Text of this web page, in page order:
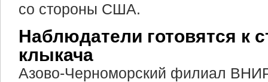
со стороны США.
Наблюдатели готовятся к
клыкача
Азово-Черноморский филиал